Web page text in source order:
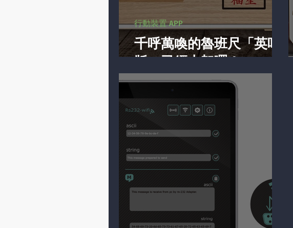
千呼萬喚的魯班尺「英吋
版」已經上架囉！
行動裝置 APP